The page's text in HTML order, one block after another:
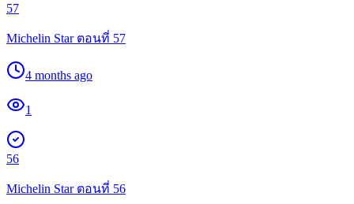
57
Michelin Star ตอนที่ 57
4 months ago
1
56
Michelin Star ตอนที่ 56